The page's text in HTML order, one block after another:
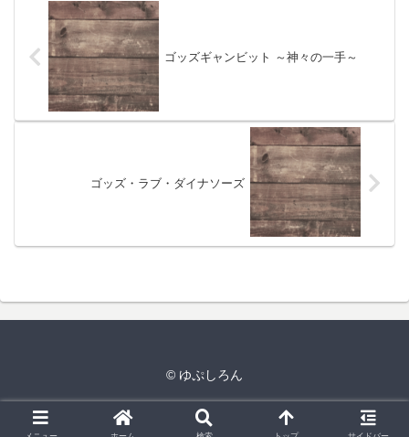
ゴッズギャンビット ～神々の一手～
ゴッズ・ラブ・ダイナソーズ
© ゆぷしろん